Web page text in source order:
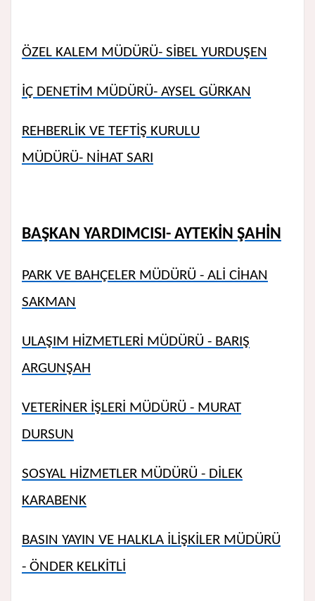
ÖZEL KALEM MÜDÜRÜ- SİBEL YURDUŞEN
İÇ DENETİM MÜDÜRÜ- AYSEL GÜRKAN
REHBERLİK VE TEFTİŞ KURULU
MÜDÜRÜ- NİHAT SARI
BAŞKAN YARDIMCISI- AYTEKİN ŞAHİN
PARK VE BAHÇELER MÜDÜRÜ - ALİ CİHAN
SAKMAN
ULAŞIM HİZMETLERİ MÜDÜRÜ - BARIŞ
ARGUNŞAH
VETERİNER İŞLERİ MÜDÜRÜ - MURAT
DURSUN
SOSYAL HİZMETLER MÜDÜRÜ - DİLEK
KARABENK
BASIN YAYIN VE HALKLA İLİŞKİLER MÜDÜRÜ
- ÖNDER KELKİTLİ